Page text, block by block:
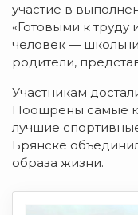
участие в
«Готовыми к труду
человек —
родители,
Участникам
Поощрены самые
лучшие
Брянске
образа жизни.